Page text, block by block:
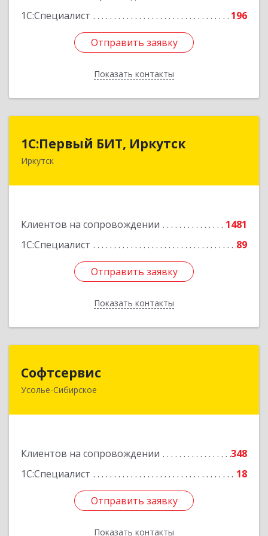
1С:Специалист
196
Отправить заявку
Показать контакты
Отправить заявку
Назад
1С:Первый БИТ, Иркутск
Иркутск
Клиентов на сопровождении
1481
1С:Специалист
89
Отправить заявку
Показать контакты
1С:Первый БИТ, Иркутск
664007, Иркутская обл, Иркутск г, Декабрьских
Отправить заявку
Назад
Софтсервис
Усолье-Сибирское
Клиентов на сопровождении
348
1С:Специалист
18
Отправить заявку
Показать контакты
665451, Иркутская обл, Усолье-Сибирское г,
Отправить заявку
Назад